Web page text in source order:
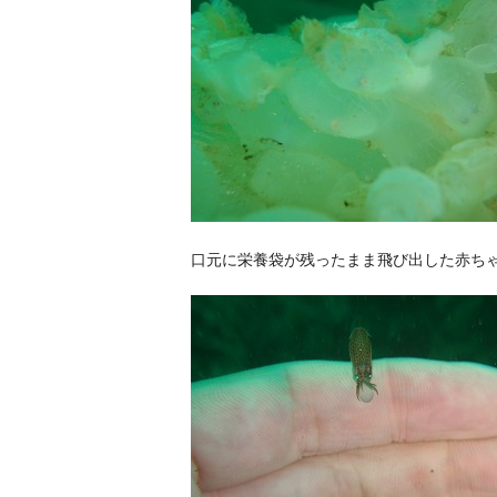
口元に栄養袋が残ったまま飛び出した赤ち